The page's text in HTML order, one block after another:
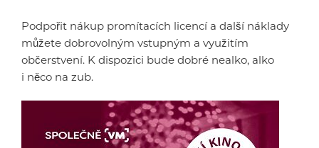
Podpořit nákup promítacích licencí a další náklady
můžete dobrovolným vstupným a využitím
občerstvení. K dispozici bude dobré nealko, alko
i něco na zub.